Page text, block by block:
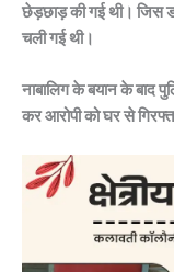
छेड़छाड़ की गई थी। जिस
चली गई थी।
नाबालिग के बयान के बाद
कर आरोपी को घर से